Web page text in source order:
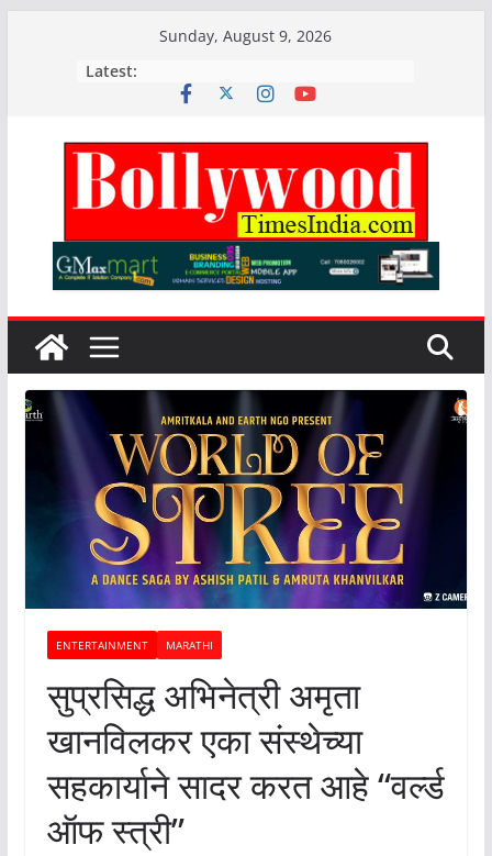
Sunday, August 9, 2026
Latest:
ENTERTAINMENT MARATHI
सुप्रसिद्ध अभिनेत्री अमृता
खानविलकर एका संस्थेच्या
सहकार्याने सादर करत आहे “वर्ल्ड
ऑफ स्त्री”